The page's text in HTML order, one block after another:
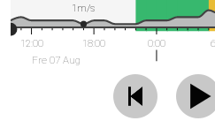
12:00
Fre 07 Aug
18:00 0:00
1m/s